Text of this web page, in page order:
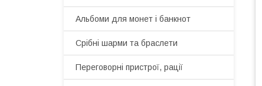
Альбоми для монет і банкнот
Срібні шарми та браслети
Переговорні пристрої, рації